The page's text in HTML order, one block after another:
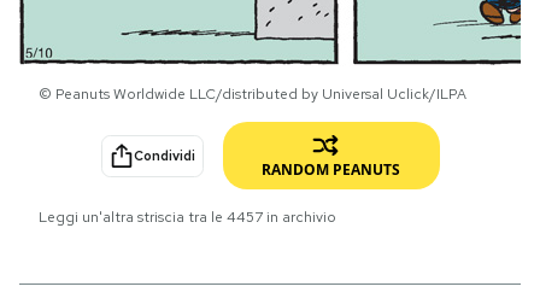
Mondiali calcio 2026
PODCAST
NEWSLETTER
I MIEI PREFERITI
© Peanuts Worldwide LLC/distributed by Universal Uclick/ILPA
Condividi
RANDOM PEANUTS
Leggi un'altra striscia tra le 4457 in archivio